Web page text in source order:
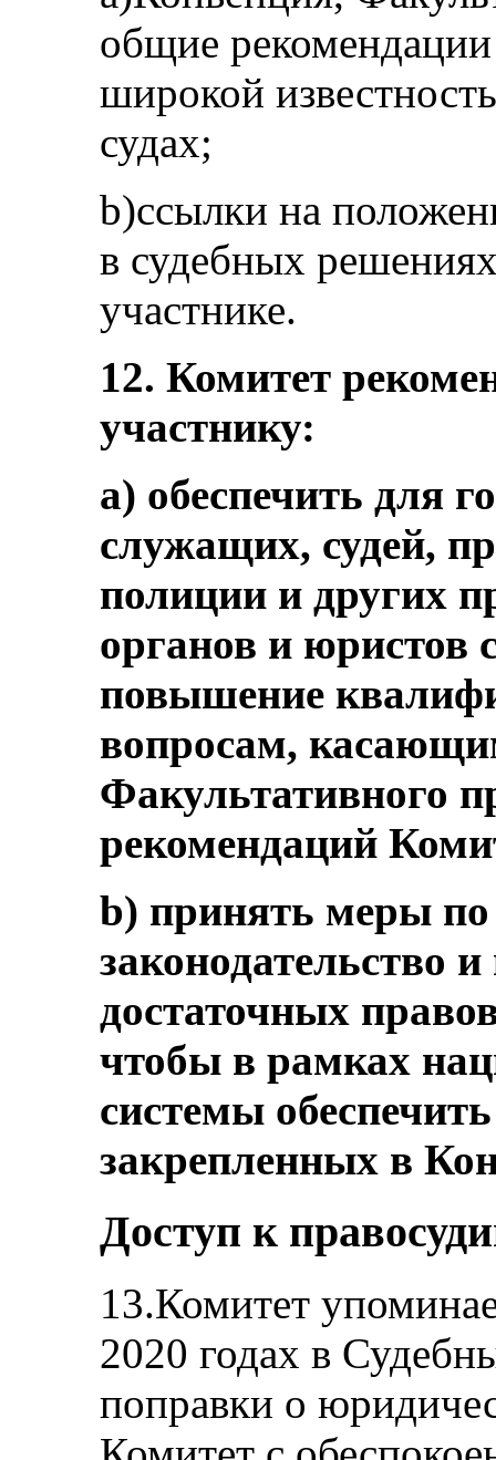
общие
широкой
судах;
b)ссылки на
в судебных
участнике.
12. Комитет
участнику:
a) обеспечить для
служащих, судей,
полиции и других
органов и юристов
повышение
вопросам,
Факультативного
рекомендаций
b) принять меры
законодательство
достаточных
чтобы в рамках
системы
закрепленных в
Доступ к
13.Комитет
2020 годах в
поправки о